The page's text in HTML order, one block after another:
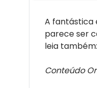
A fantástica
parece ser
leia
Conteúdo